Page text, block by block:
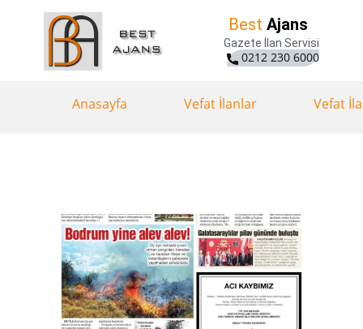
Best Ajans
Gazete İlan Servisi
0212 230 6000
Anasayfa Vefat İlanlar Vefat